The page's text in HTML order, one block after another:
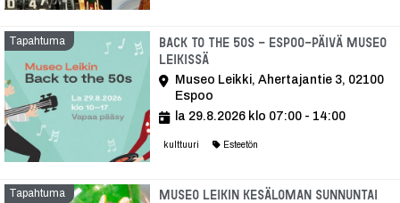
Tapahtuma
Back to the 50s - Espoo-päivä Museo
Leikissä
Museo Leikki, Ahertajantie 3, 02100
Espoo
la 29.8.2026 klo 07:00 - 14:00
kulttuuri Esteetön
Tapahtuma
Museo Leikin kesäloman Sunnuntai